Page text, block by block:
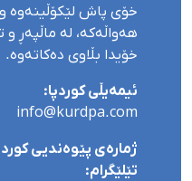
خۆی پاش لێکۆڵینەوە و
هەواڵەکە، لە ماڵپەڕ و
خۆیدا بڵاوی دەکاتەوە.
ئیمەیڵی کوردپا:
info@kurdpa.com
ژمارەی پێوەندیی
تێلێگرام: